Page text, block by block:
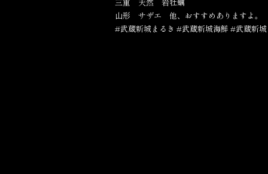
山形 サザエ 他、おすすめありますよ。
#武蔵新城まるき #武蔵新城海鮮 #武蔵新